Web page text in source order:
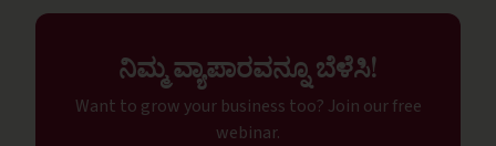
ನಿಮ್ಮ ವ್ಯಾಪಾರವನ್ನೂ ಬೆಳೆಸಿ!
Want to grow your business too? Join our free
webinar.